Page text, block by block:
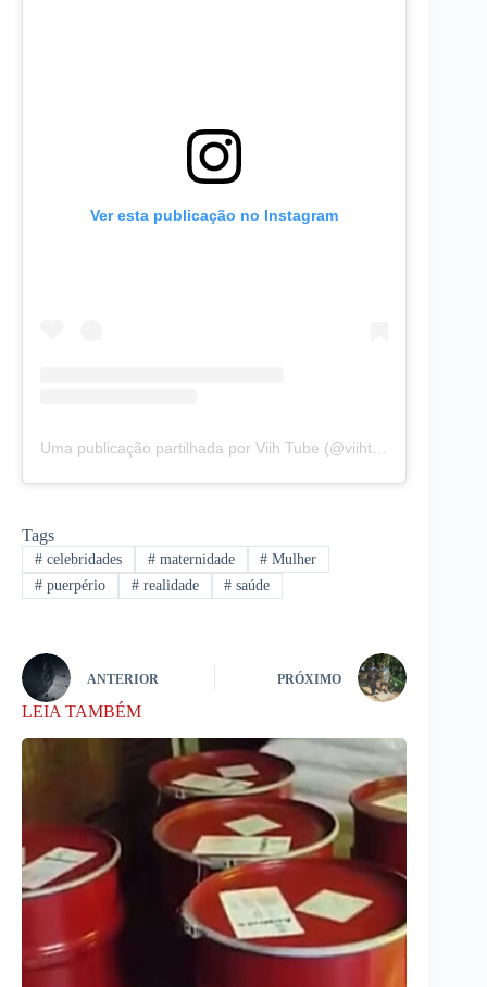
Ver esta publicação no Instagram
Uma publicação partilhada por Viih Tube (@viihtube)
Tags
#celebridades #maternidade # Mulher
#puerpério #realidade # saúde
ANTERIOR PRÓXIMO
LEIA TAMBÉM